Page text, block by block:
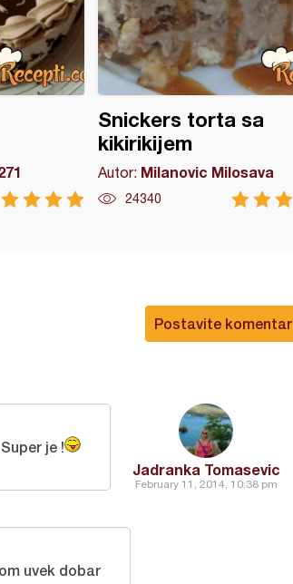
Snickers torta sa
kikirikijem
Autor: Milanovic Milosava
24340
Postavite komentar
Jadranka Tomasevic
February 11, 2014, 10:38 pm
Super je !
uvek dobar